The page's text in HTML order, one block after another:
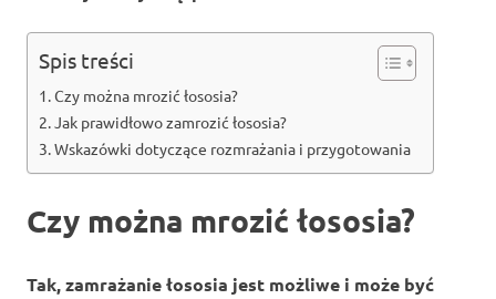
Spis treści
Czy można mrozić łososia?
Jak prawidłowo zamrozić łososia?
Wskazówki dotyczące rozmrażania i przygotowania
Czy można mrozić łososia?
Tak, zamrażanie łososia jest możliwe i może być